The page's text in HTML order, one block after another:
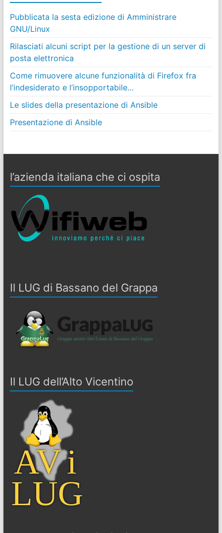
Pubblicata la sesta edizione di Amministrare
GNU/Linux
Rilasciati alcuni script per la gestione di un server di
posta elettronica
Come rimuovere alcune funzionalità di Firefox fra
l’indesiderato e l’insopportabile…
Le slides della presentazione di Ansible
Presentazione di Ansible
l’azienda italiana che ci ospita
Il LUG di Bassano del Grappa
Il LUG dell’Alto Vicentino